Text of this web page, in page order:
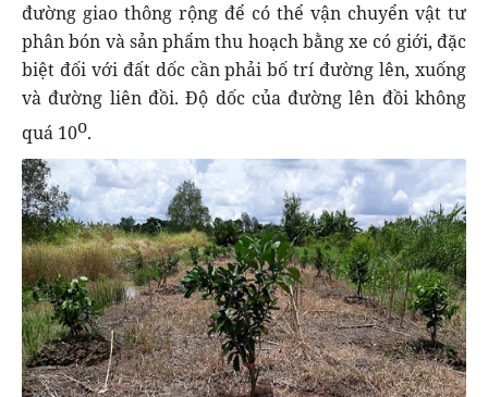
đường giao thông rộng để có thể vận chuyển vật tư
phân bón và sản phẩm thu hoạch bằng xe có giới, đặc
biệt đối với đất dốc cần phải bố trí đường lên, xuống
và đường liên đồi. Độ dốc của đường lên đồi không
quá 10o.